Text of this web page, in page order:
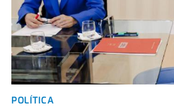
POLÍTICA